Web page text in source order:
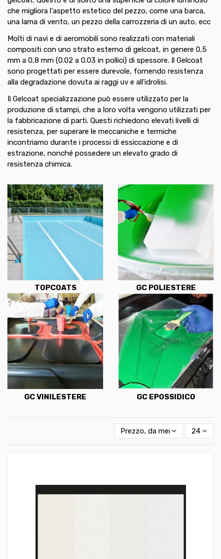
che migliora l'aspetto estetico del pezzo, come una barca,
una lama di vento, un pezzo della carrozzeria di un auto, ecc
Molti di navi e di aeromobili sono realizzati con materiali
compositi con uno strato esterno di gelcoat, in genere 0,5
mm a 0,8 mm (0.02 a 0.03 in pollici) di spessore. Il Gelcoat
sono progettati per essere durevole, fornendo resistenza
alla degradazione dovuta ai raggi uv e all'idrolisi.
Il Gelcoat specializzazione può essere utilizzato per la
produzione di stampi, che a loro volta vengono utilizzati per
la fabbricazione di parti. Questi richiedono elevati livelli di
resistenza, per superare le meccaniche e termiche
incontriamo durante i processi di essiccazione e di
estrazione, nonché possedere un elevato grado di
resistenza chimica.
TOPCOATS GC POLIESTERE
GC VINILESTERE GC EPOSSIDICO
Prezzo, da meno caro a più
24